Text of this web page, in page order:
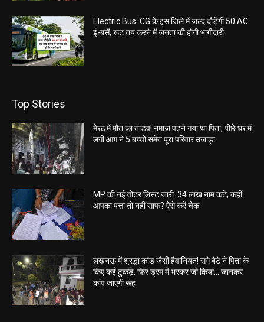
Electric Bus: CG के इस जिले में जल्द दौड़ेंगी 50 AC
ई-बसें, रूट तय करने में जनता की होगी भागीदारी
Top Stories
मेरठ में मौत का तांडव! नमाज पढ़ने गया था पिता, पीछे घर में
लगी आग ने 5 बच्चों समेत पूरा परिवार उजाड़ा
MP की नई वोटर लिस्ट जारी: 34 लाख नाम कटे, कहीं
आपका पत्ता तो नहीं साफ? ऐसे करें चेक
लखनऊ में श्रद्धा कांड जैसी हैवानियत! सगे बेटे ने पिता के
किए कई टुकड़े, फिर ड्रम में भरकर जो किया… जानकर
कांप जाएगी रूह